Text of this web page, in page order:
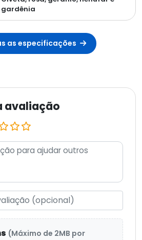
gardênia
as especificações
avaliação
(Máximo de 2MB por